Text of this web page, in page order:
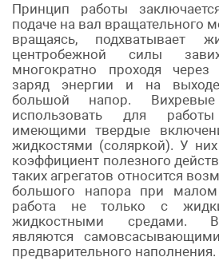
Принцип работы
подаче на вал вращательного
вращаясь, подхватывает
центробежной силы
многократно проходя через
заряд энергии и на
большой напор.
использовать для
имеющими твердые
жидкостями (соляркой). У
коэффициент полезного
таких агрегатов относится
большого напора при
работа не только с
жидкостными средами.
являются
предварительного наполнения.